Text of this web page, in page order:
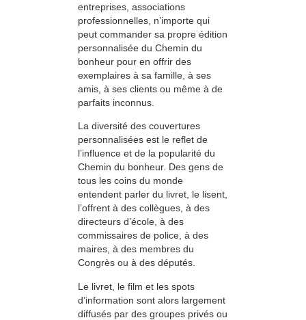
entreprises, associations
professionnelles, n’importe qui
peut commander sa propre édition
personnalisée du Chemin du
bonheur pour en offrir des
exemplaires à sa famille, à ses
amis, à ses clients ou même à de
parfaits inconnus.
La diversité des couvertures
personnalisées est le reflet de
l’influence et de la popularité du
Chemin du bonheur. Des gens de
tous les coins du monde
entendent parler du livret, le lisent,
l’offrent à des collègues, à des
directeurs d’école, à des
commissaires de police, à des
maires, à des membres du
Congrès ou à des députés.
Le livret, le film et les spots
d’information sont alors largement
diffusés par des groupes privés ou